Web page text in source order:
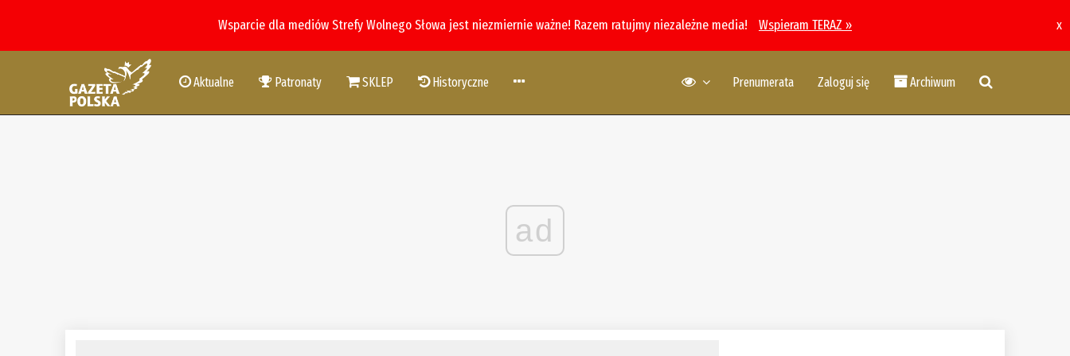
Wsparcie dla mediów Strefy Wolnego Słowa jest niezmiernie ważne! Razem ratujmy niezależne media! Wspieram TERAZ » x
Aktualne Patronaty SKLEP Historyczne Prenumerata Zaloguj się Archiwum
ad